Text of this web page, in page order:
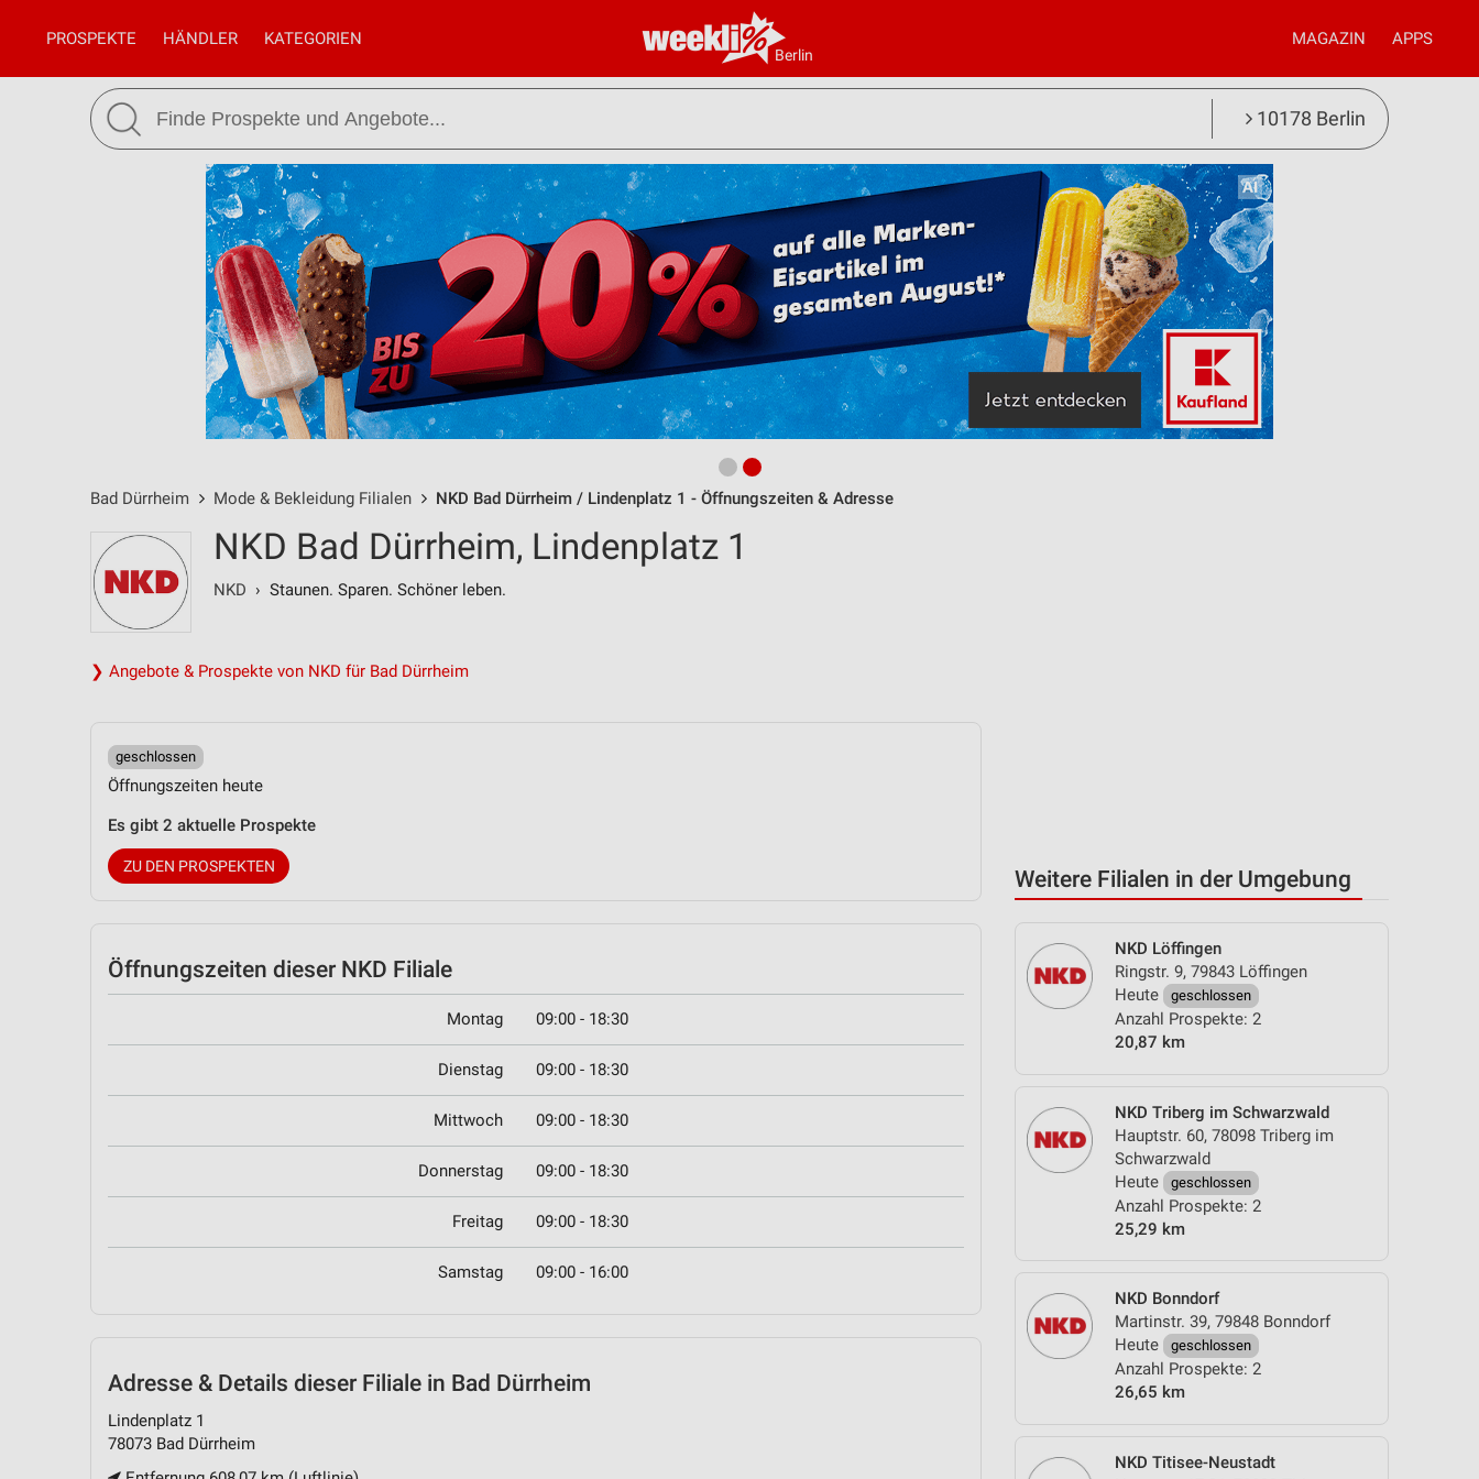
Berlin
PROSPEKTE HÄNDLER KATEGORIEN MAGAZIN APPS
10178 Berlin
Bad Dürrheim Mode & Bekleidung Filialen NKD Bad Dürrheim / Lindenplatz 1 - Öffnungszeiten & Adresse
Weitere Filialen in der Umgebung
NKD Löffingen
Ringstr. 9, 79843 Löffingen
Heute
geschlossen
Anzahl Prospekte: 2
20,87 km
NKD Triberg im Schwarzwald
Hauptstr. 60, 78098 Triberg im
Schwarzwald
Heute
geschlossen
Anzahl Prospekte: 2
25,29 km
NKD Bonndorf
Martinstr. 39, 79848 Bonndorf
Heute
geschlossen
Anzahl Prospekte: 2
26,65 km
NKD Titisee-Neustadt
NKD Bad Dürrheim, Lindenplatz 1
NKD › Staunen. Sparen. Schöner leben.
❯ Angebote & Prospekte von NKD für Bad Dürrheim
geschlossen
Öffnungszeiten heute
Es gibt 2 aktuelle Prospekte
ZU DEN PROSPEKTEN
Öffnungszeiten dieser NKD Filiale
Montag 09:00 - 18:30
Dienstag 09:00 - 18:30
Mittwoch 09:00 - 18:30
Donnerstag 09:00 - 18:30
Freitag 09:00 - 18:30
Samstag 09:00 - 16:00
Adresse & Details dieser Filiale in Bad Dürrheim
Lindenplatz 1
78073 Bad Dürrheim